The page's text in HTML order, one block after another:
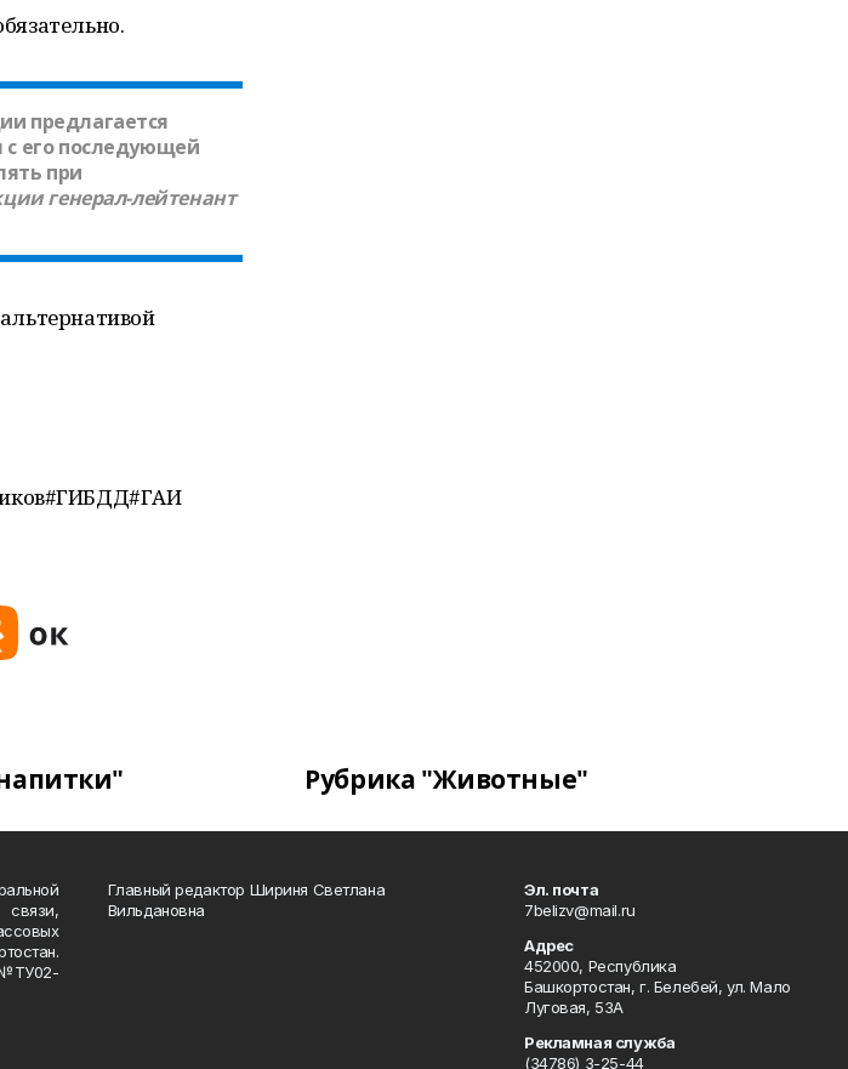
предлагается
с его последующей
при
генерал-лейтенант
Рубрика "Животные"
№ТУ02-
Главный редактор Шириня Светлана
Вильдановна
Эл. почта
7belizv@mail.ru
Адрес
452000, Республика
Башкортостан, г. Белебей, ул. Мало
Луговая, 53А
Рекламная служба
(34786) 3-25-44